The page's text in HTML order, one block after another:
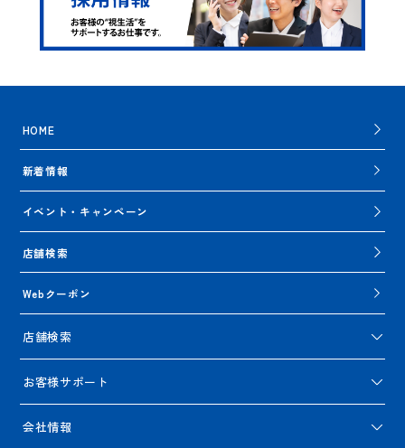
HOME
新着情報
イベント・キャンペーン
店舗検索
Webクーポン
店舗検索
お客様サポート
会社情報